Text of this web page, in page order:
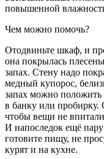
повышенной
Чем можно помочь?
Отодвиньте шкаф, и
она покрылась
запах. Стену надо
медный купорос,
запах можно положить
в банку или пробирку.
чтобы вещи не
И напоследок ещё
готовите пищу, не
курят и на кухне.